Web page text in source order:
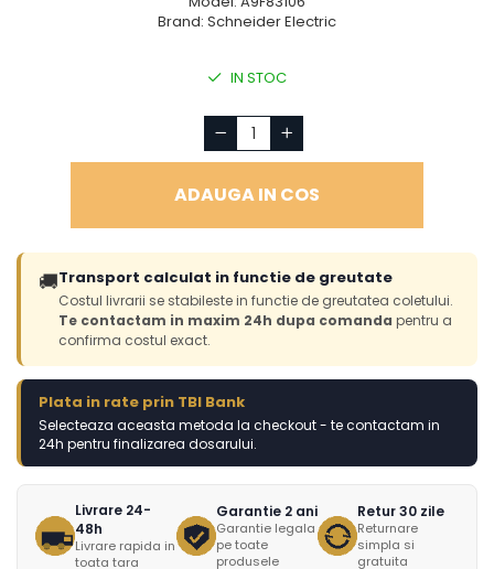
Brand: Schneider Electric
IN STOC
ADAUGA IN COS
🚚Transport calculat in functie de greutate
Costul livrarii se stabileste in functie de greutatea coletului.
Te contactam in maxim 24h dupa comanda pentru a
confirma costul exact.
Plata in rate prin TBI Bank
Selecteaza aceasta metoda la checkout - te contactam in
24h pentru finalizarea dosarului.
Livrare 24-
48h
Livrare rapida in
toata tara
Garantie 2 ani
Garantie legala
pe toate
produsele
Retur 30 zile
Returnare
simpla si
gratuita